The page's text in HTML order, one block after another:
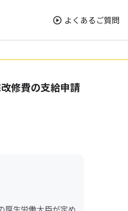
よくあるご質問
修費の支給申請